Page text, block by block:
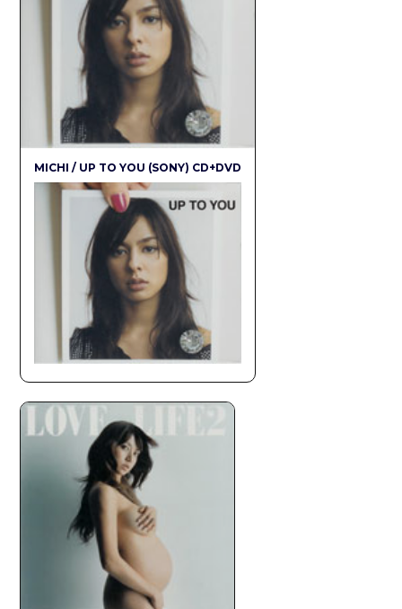
MICHI / UP TO YOU (SONY) CD+DVD